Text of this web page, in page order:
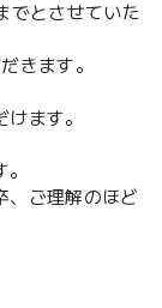
でとさせていた
きます。
ます。
、ご理解のほど